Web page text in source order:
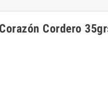
Cordero